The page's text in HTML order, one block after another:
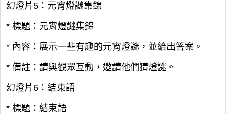
幻燈片5：元宵燈謎集錦
* 標題：元宵燈謎集錦
* 內容：展示一些有趣的元宵燈謎，並給出答案。
* 備註：請與觀眾互動，邀請他們猜燈謎。
幻燈片6：結束語
* 標題：結束語